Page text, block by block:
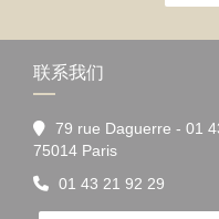
联系我们
79 rue Daguerre - 01
75014 Paris((在新窗口中打
01 43 21 92 29